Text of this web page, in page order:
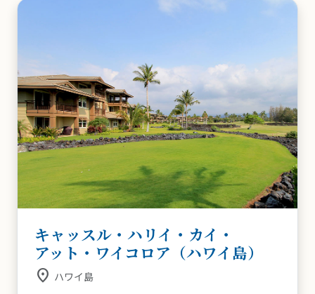
キャッスル・ハリイ・カイ・
アット・ワイコロア（ハワイ島）
place ハワイ島